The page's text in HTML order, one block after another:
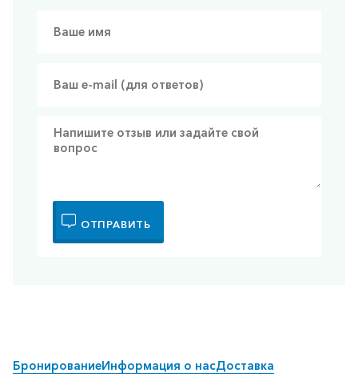
ОТПРАВИТЬ
БронированиеИнформация о насДоставка